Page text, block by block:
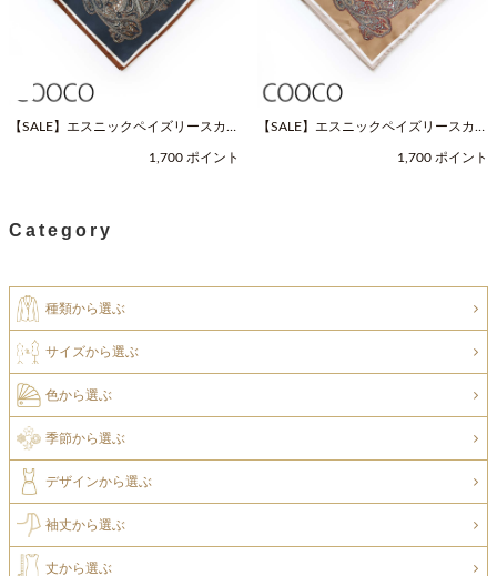
【SALE】エスニックペイズリースカー
1,700 ポイント
【SALE】エスニックペイズリースカー
1,700 ポイント
Category
種類から選ぶ
サイズから選ぶ
色から選ぶ
季節から選ぶ
デザインから選ぶ
袖丈から選ぶ
丈から選ぶ